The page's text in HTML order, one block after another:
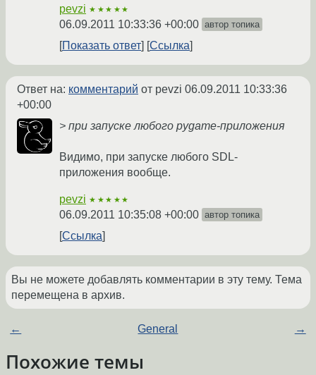
pevzi ★★★★★
06.09.2011 10:33:36 +00:00 автор топика
Показать ответ Ссылка
Ответ на: комментарий от pevzi 06.09.2011 10:33:36
+00:00
> при запуске любого pygame-приложения
Видимо, при запуске любого SDL-
приложения вообще.
pevzi ★★★★★
06.09.2011 10:35:08 +00:00 автор топика
Ссылка
Вы не можете добавлять комментарии в эту тему. Тема
перемещена в архив.
← General →
Похожие темы